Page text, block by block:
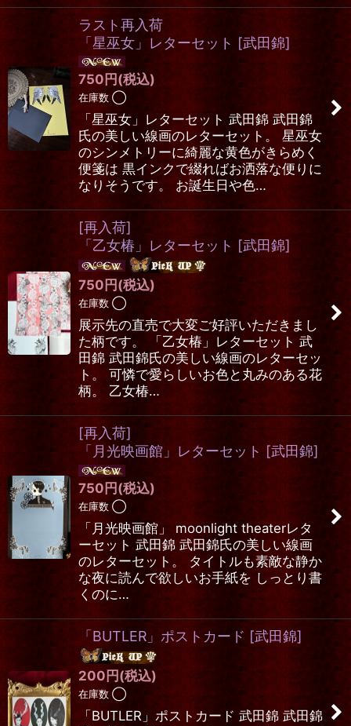
ラスト再入荷
「星巫女」レターセット [武田錦]
750 円 (税込)
在庫数 ◯
「星巫女」レターセット 武田錦 武田錦
氏の美しい線画のレターセット。 星巫女
のシンメトリーに綺麗な黄色がきらめく
便箋は 黒インクで綴ればお洒落な便りに
なりそうです。 お誕生日や色…
[再入荷]
「乙女椿」レターセット [武田錦]
750 円 (税込)
在庫数 ◯
展示先の直売で大変ご好評いただきまし
た柄です。 「乙女椿」レターセット 武
田錦 武田錦氏の美しい線画のレターセッ
ト。 可憐で愛らしいお色と丸みのある花
柄。 乙女椿…
[再入荷]
「月光映画館」レターセット [武田錦]
750円(税込)
在庫数 ◯
「月光映画館」 moonlight theaterレタ
ーセット 武田錦 武田錦氏の美しい線画
のレターセット。 タイトルも素敵な静か
な夜に読んで欲しいお手紙を しっとり書
くのに…
「BUTLER」ポストカード [武田錦]
200円(税込)
在庫数 ◯
「BUTLER」ポストカード 武田錦 武田錦